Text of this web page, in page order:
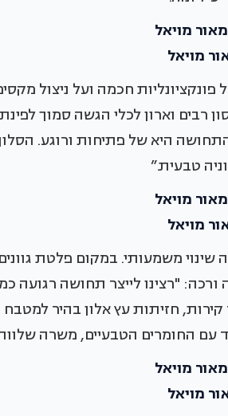
מויאל
חכמה ועל ניצול
רבים וארון לכלי הגשה סמוך
היא של פתיחות ורוגע.
טבעית.”
מויאל
שינוי משמעותי. במקום פלטת
ורכה: "רצינו לייצר תחושה רגועה
חזיתות עץ אלון בהיר למטבח
עם החומרים הטבעיים, משרה
מויאל